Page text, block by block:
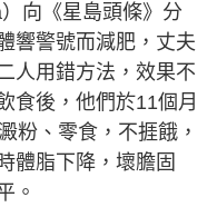
向《星島頭條》分
響警號而減肥，丈夫
人用錯方法，效果不
食後，他們於11個月
粉、零食，不捱餓，
體脂下降，壞膽固
。